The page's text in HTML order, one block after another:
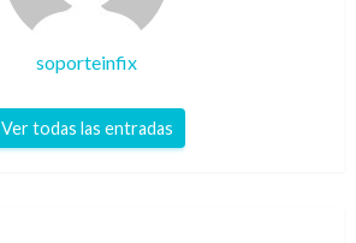
soporteinfix
Ver todas las entradas